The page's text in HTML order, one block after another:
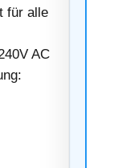
für alle
AC